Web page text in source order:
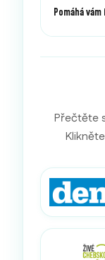
Pomáhá
Přečtěte